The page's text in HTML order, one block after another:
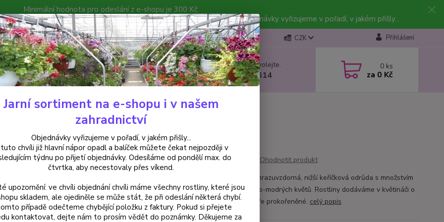
Minimální hodnota pro odeslání z e-shopu je 300 Kč.
můžete čekat nejpozději v následujícím týdnu po přijetí objednávky. Objednávky vyřizujeme v pořadí, v jakém přišly...
Poradna Kontakty CZK Přihlášení
Hledat Nevíte si rady? Zavolejte.
+420 602 223 614
0 ks
za 0 Kč
Fuchsie David Fuchsie-mrazuvzdorná 527
Fuchsie-mrazuvzdorná 527
Ohodnotit produkt
Fuchsie ‘David’ je mrazuvzdorná, nižší keříčková odrůda s množstvím
drobnějších červeno-modrých květů. Rostliny dodáváme v květináči o
průměru 9 cm, dobře prokořeněné. celý popis
Jarní sortiment na e-shopu i v našem
zahradnictví
Objednávky vyřizujeme v pořadí, v jakém přišly...
chvíli již hlavní nápor opadl a balíček můžete čekat nejpozději v
týdnu po přijetí objednávky. Odesíláme od pondělí max. do
čtvrtka, aby necestovaly přes víkend.
upozornění: ve chvíli objednání chvíli máme všechny rostliny, které jsou
skladem, ale ojediněle se může stát, že při odeslání některá chybí.
případě odečteme chybějící položku z faktury. Pokud si přejete
kontaktovat, dejte nám to prosím vědět do poznámky. Děkujeme za